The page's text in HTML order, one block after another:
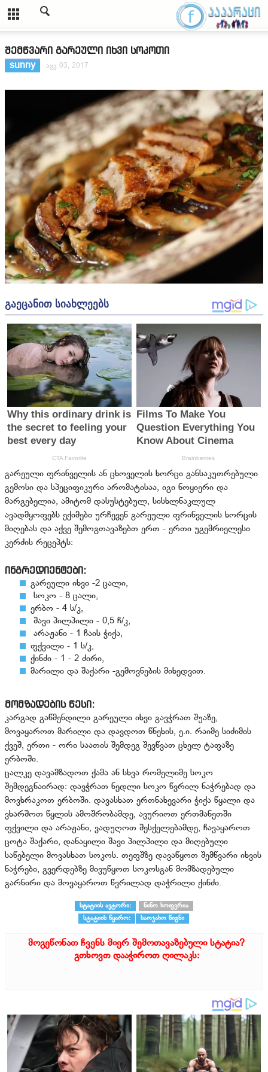
შემწვარი გარეული იხვი სოკოთი
sunny
აგვ 03, 2017
გარეული ფრინველის ან ცხოველის ხორცი განსაკუთრებული
გემოსი და სპეციფიკური არომატისაა, იგი ნოყიერი და
მარგებელია, ამიტომ დასუსტებულ, სისხლნაკლულ
ავადმყოფებს ექიმები ურჩევენ გარეული ფრინველის ხორცის
მიღებას და აქვე შემოგთავაზებთ ერთ - ერთი უგემრიელესი
კერძის რეცეპტს:
ინგრედიენტები:
გარეული იხვი -2 ცალი,
სოკო - 8 ცალი,
ერბო - 4 ს/კ,
შავი პილპილი - 0,5 ჩ/კ,
არაჟანი - 1 ჩაის ჭიქა,
ფქვილი - 1 ს/კ,
ქინძი - 1 - 2 ძირი,
მარილი და შაქარი -გემოვნების მიხედვით.
მომზადების წესი:
კარგად გაწმენდილი გარეული იხვი გავჭრათ შუაზე,
მოვაყაროთ მარილი და დავდოთ წნეხის, ე.ი. რაიმე სიძიმის
ქვეშ, ერთი - ორი საათის შემდეგ შევწვათ ცხელ ტაფაზე
ერბოში.
ცალკე დავამზადოთ ქამა ან სხვა რომელიმე სოკო
შემდეგნაირად: დავჭრათ ნედლი სოკო წვრილ ნაჭრებად და
მოვხრაკოთ ერბოში. დავასხათ ერთნახევარი ჭიქა წყალი და
ვხარშოთ წყლის ამოშრობამდე, ავურიოთ ერთმანეთში
ფქვილი და არაჟანი, ვადუღოთ შესქელებამდე, ჩავაყაროთ
ცოტა შაქარი, დანაყილი შავი პილპილი და მიღებული
საწებელი მოვასხათ სოკოს. თეფშზე დავაწყოთ შემწვარი იხვის
ნაჭრები, გვერდებზე მივუწყოთ სოკოსგან მომზადებული
გარნირი და მოვაყაროთ წვრილად დაჭრილი ქინძი.
სტატიის ავტორი:
ნინო ხოფერია
სტატიის წყარო:
საოჯახო წიგნი
მოგეწონათ ჩვენს მიერ შემოთავაზებული სტატია?
გთხოვთ დააჭიროთ ღილაკს: